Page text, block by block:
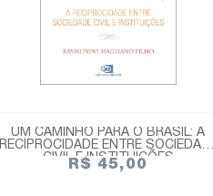
UM CAMINHO PARA O BRASIL: A
RECIPROCIDADE ENTRE SOCIEDADE
CIVIL E INSTITUIÇÕES
R$ 45,00